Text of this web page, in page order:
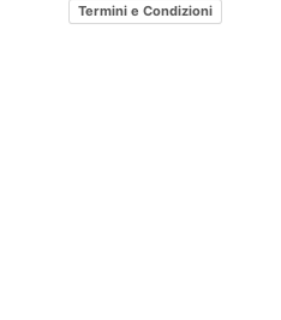
Termini e Condizioni